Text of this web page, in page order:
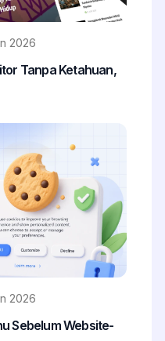
2026
Tanpa Ketahuan,
2026
Sebelum Website-